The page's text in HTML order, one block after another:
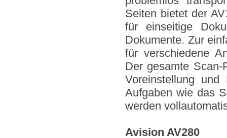
Seiten bietet der
für einseitige
Dokumente. Zur
für verschiedene
Der gesamte
Voreinstellung
Aufgaben wie das
werden
Avision AV280